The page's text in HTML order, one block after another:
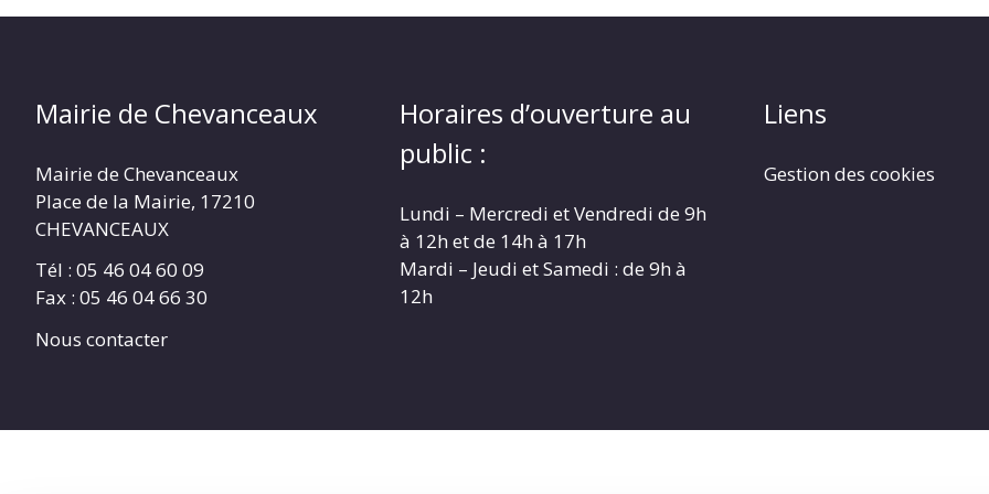
Mairie de Chevanceaux
Mairie de Chevanceaux
Place de la Mairie, 17210
CHEVANCEAUX
Tél : 05 46 04 60 09
Fax : 05 46 04 66 30
Nous contacter
Horaires d’ouverture au
public :
Lundi – Mercredi et Vendredi de 9h
à 12h et de 14h à 17h
Mardi – Jeudi et Samedi : de 9h à
12h
Liens
Gestion des cookies